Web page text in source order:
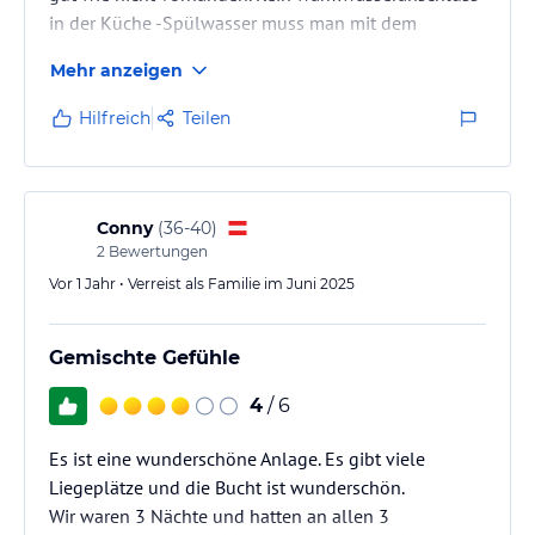
um die Uhr zur Verfügung und bietet Ihnen einen hohen Standard
Restaurants, Bars, Sicherheit, Wäscheservice, Reinigung, Spa &
vieles mehr. Haben Sie Vertrauen in unser zuverlässiges Personal
Hinweis: Allgemeine und unverbindliche
Hoteliers-/Veranstalter-/Kataloginformationen. Alle Angaben
ohne Gewähr und ohne Prüfung durch HolidayCheck. Bitte
jeweiligen Veranstalters.
in der Küche -Spülwasser muss man mit dem
Strand und Anlage sehr gepflegt -und richtig schön. .
Mehr anzeigen
Hilfreich Teilen
Conny (36-40)
2 Bewertungen
Vor 1 Jahr • Verreist als Familie im Juni 2025
Gemischte Gefühle
4 / 6
Es ist eine wunderschöne Anlage. Es gibt viele
Liegeplätze und die Bucht ist wunderschön.
Wir waren 3 Nächte und hatten an allen 3